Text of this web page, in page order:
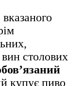
столових
купує пиво